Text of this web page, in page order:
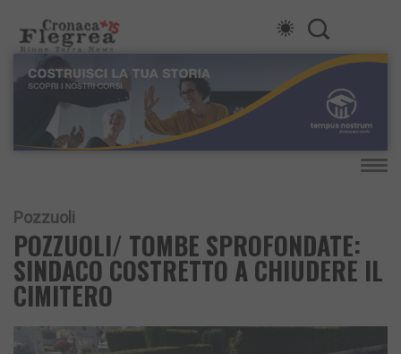
Pozzuoli
POZZUOLI/ TOMBE SPROFONDATE:
SINDACO COSTRETTO A CHIUDERE IL
CIMITERO